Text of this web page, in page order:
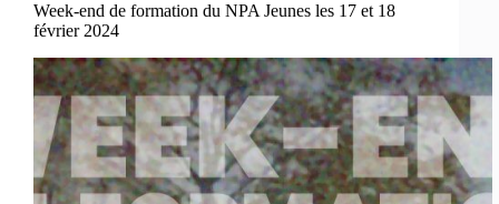
Week-end de formation du NPA Jeunes les 17 et 18
février 2024